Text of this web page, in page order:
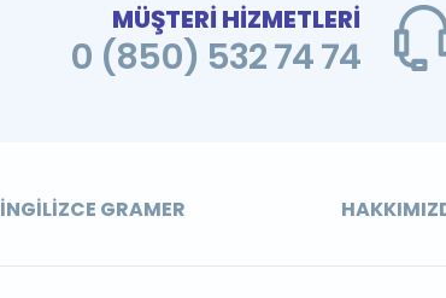
MÜŞTERİ HİZMETLERİ
0 (850) 532 74 74
İNGILIZCE GRAMER